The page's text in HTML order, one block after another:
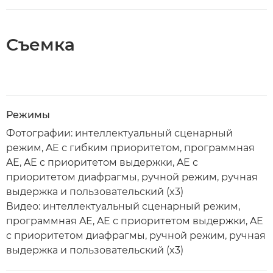
Съемка
Режимы
Фотографии: интеллектуальный сценарный
режим, AE с гибким приоритетом, программная
AE, AE с приоритетом выдержки, AE с
приоритетом диафрагмы, ручной режим, ручная
выдержка и пользовательский (x3)
Видео: интеллектуальный сценарный режим,
программная AE, AE с приоритетом выдержки, AE
с приоритетом диафрагмы, ручной режим, ручная
выдержка и пользовательский (x3)